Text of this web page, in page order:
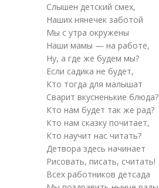
Слышен детский смех,
Наших нянечек заботой
Мы с утра окружены
Наши мамы — на работе,
Ну, а где же будем мы?
Если садика не будет,
Кто тогда для малышат
Сварит вкусненькие блюда?
Кто нам будет так же рад?
Кто нам сказку почитает,
Кто научит нас читать?
Детвора здесь начинает
Рисовать, писать, считать!
Всех работников детсада